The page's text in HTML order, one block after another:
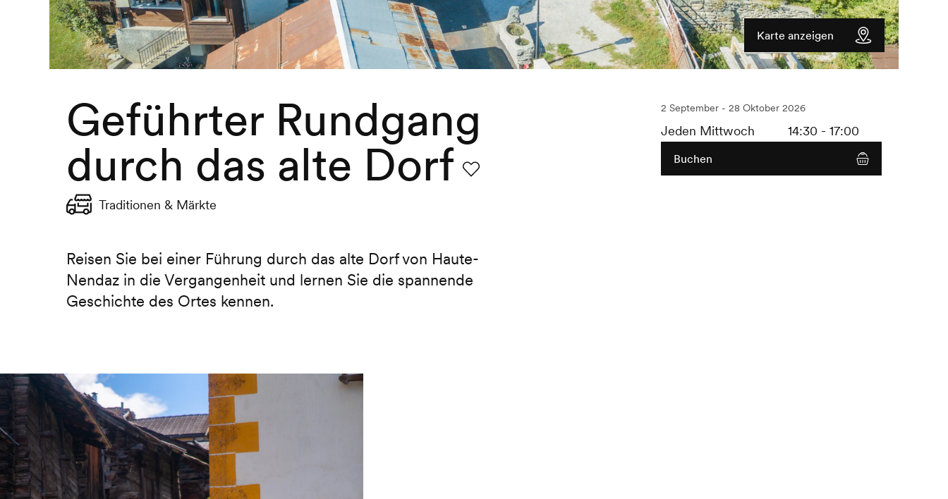
Karte anzeigen
Geführter Rundgang
durch das alte Dorf
Traditionen & Märkte
Reisen Sie bei einer Führung durch das alte Dorf von Haute-
Nendaz in die Vergangenheit und lernen Sie die spannende
Geschichte des Ortes kennen.
2 September - 28 Oktober 2026
Jeden Mittwoch 14:30 - 17:00
Buchen